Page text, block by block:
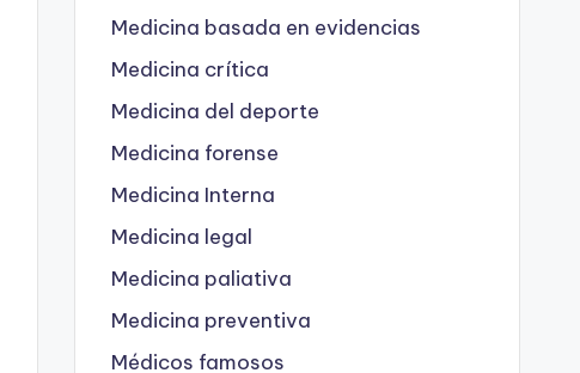
Medicina basada en evidencias
Medicina crítica
Medicina del deporte
Medicina forense
Medicina Interna
Medicina legal
Medicina paliativa
Medicina preventiva
Médicos famosos